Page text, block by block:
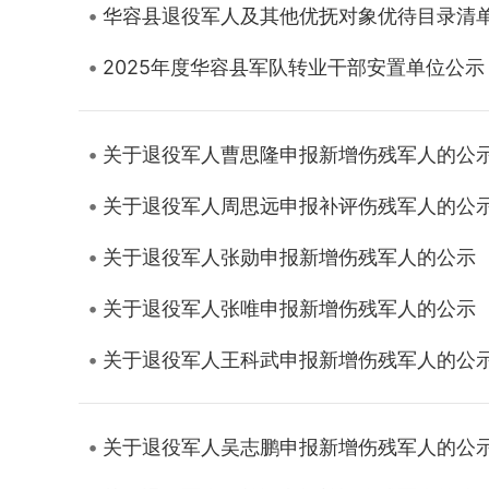
华容县退役军人及其他优抚对象优待目录清
2025年度华容县军队转业干部安置单位公示
关于退役军人曹思隆申报新增伤残军人的公
关于退役军人周思远申报补评伤残军人的公
关于退役军人张勋申报新增伤残军人的公示
关于退役军人张唯申报新增伤残军人的公示
关于退役军人王科武申报新增伤残军人的公
关于退役军人吴志鹏申报新增伤残军人的公